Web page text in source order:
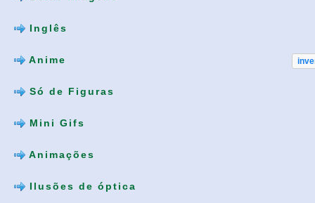
Inglês
Anime
Só de Figuras
Mini Gifs
Animações
Ilusões de óptica